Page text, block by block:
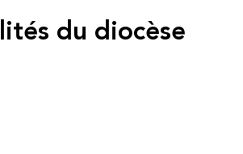
du diocèse